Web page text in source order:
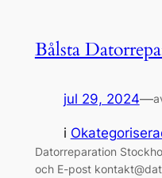
Bålsta
jul 29, 2024—
i
Datorreparation
och E-post